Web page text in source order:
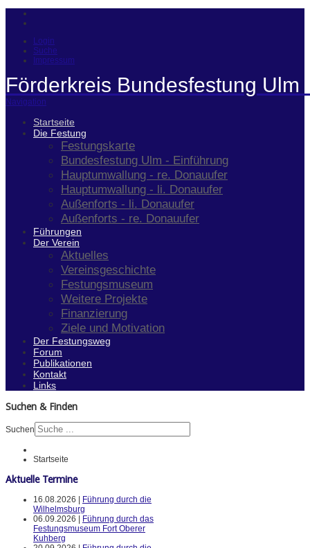
Login
Suche
Impressum
Förderkreis Bundesfestung Ulm
Navigation
Startseite
Die Festung
Festungskarte
Bundesfestung Ulm - Einführung
Hauptumwallung - re. Donauufer
Hauptumwallung - li. Donauufer
Außenforts - li. Donauufer
Außenforts - re. Donauufer
Führungen
Der Verein
Aktuelles
Vereinsgeschichte
Festungsmuseum
Weitere Projekte
Finanzierung
Ziele und Motivation
Der Festungsweg
Forum
Publikationen
Kontakt
Links
Suchen & Finden
Suchen
Startseite
Aktuelle Termine
16.08.2026 |
Führung durch die
Wilhelmsburg
06.09.2026 |
Führung durch das
Festungsmuseum Fort Oberer
Kuhberg